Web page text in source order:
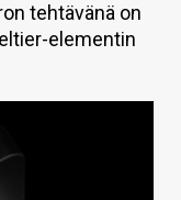
tehtävänä on
elementin